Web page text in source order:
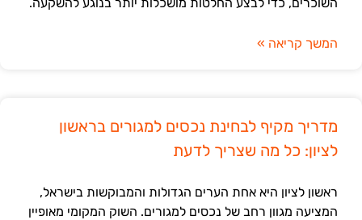
המשך קריאה »
מדריך מקיף לבחינת נכסים למגורים בראשון
לציון: כל מה שצריך לדעת
ראשון לציון היא אחת הערים הגדולות והמבוקשות בישראל,
המציעה מגוון רחב של נכסים למגורים. השוק המקומי מאופיין